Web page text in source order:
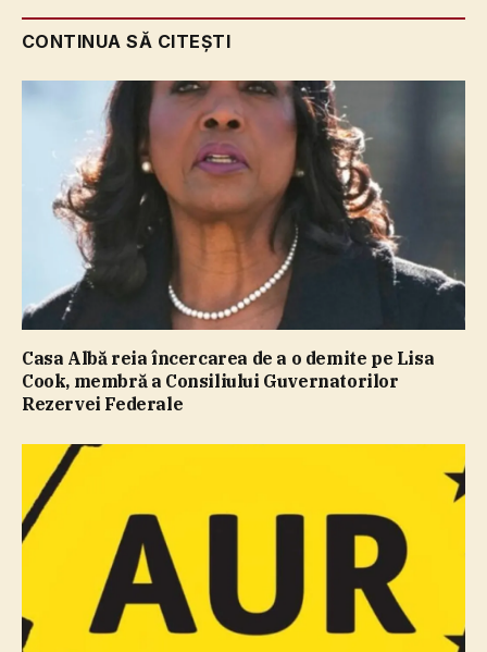
CONTINUA SĂ CITEȘTI
Casa Albă reia încercarea de a o demite pe Lisa
Cook, membră a Consiliului Guvernatorilor
Rezervei Federale